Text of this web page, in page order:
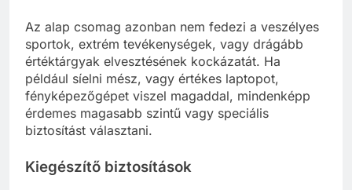
Az alap csomag azonban nem fedezi a veszélyes
sportok, extrém tevékenységek, vagy drágább
értéktárgyak elvesztésének kockázatát. Ha
például síelni mész, vagy értékes laptopot,
fényképezőgépet viszel magaddal, mindenképp
érdemes magasabb szintű vagy speciális
biztosítást választani.
Kiegészítő biztosítások